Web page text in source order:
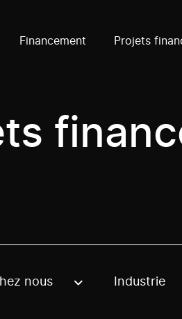
Financement Projets
to filter projects by topic,
nous Industrie